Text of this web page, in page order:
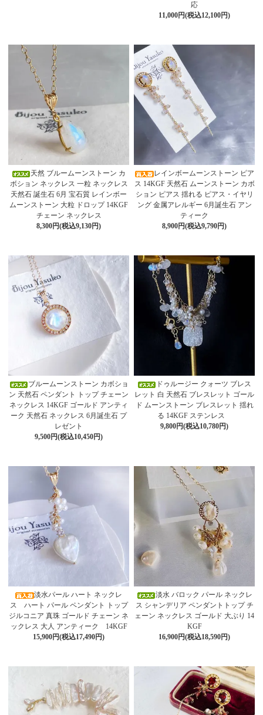
応
11,000円(税込12,100円)
天然 ブルームーンストーン カ
ボション ネックレス 一粒 ネックレス
天然石 誕生石 6月 宝石質 レインボー
ムーンストーン 大粒 ドロップ 14KGF
チェーン ネックレス
8,300円(税込9,130円)
レインボームーンストーン ピア
ス 14KGF 天然石 ムーンストーン カボ
ション ピアス 揺れる ピアス・イヤリ
ング 金属アレルギー 6月誕生石 アン
ティーク
8,900円(税込9,790円)
ブルームーンストーン カボショ
ン 天然石 ペンダント トップ チェーン
ネックレス 14KGF ゴールド アンティ
ーク 天然石 ネックレス 6月誕生石 プ
レゼント
9,500円(税込10,450円)
ドゥルージー クォーツ ブレス
レット 白 天然石 ブレスレット ゴール
ド ムーンストーン ブレスレット 揺れ
る 14KGF ステンレス
9,800円(税込10,780円)
淡水パール ハート ネックレ
ス ハート パール ペンダント トップ
ジルコニア 真珠 ゴールド チェーン ネ
ックレス 大人 アンティーク 14KGF
15,900円(税込17,490円)
淡水 バロック パール ネックレ
ス シャンデリア ペンダントトップ チ
ェーン ネックレス ゴールド 大ぶり 14
KGF
16,900円(税込18,590円)